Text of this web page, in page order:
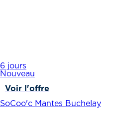
6 jours
Nouveau
Voir l'offre
SoCoo'c Mantes Buchelay